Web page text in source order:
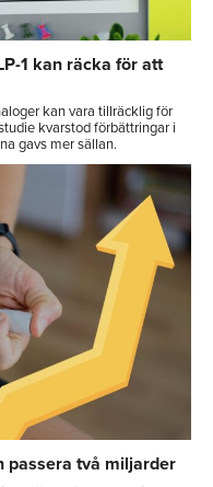
1 kan räcka för att
kan vara tillräcklig för
kvarstod förbättringar i
gavs mer sällan.
passera två miljarder